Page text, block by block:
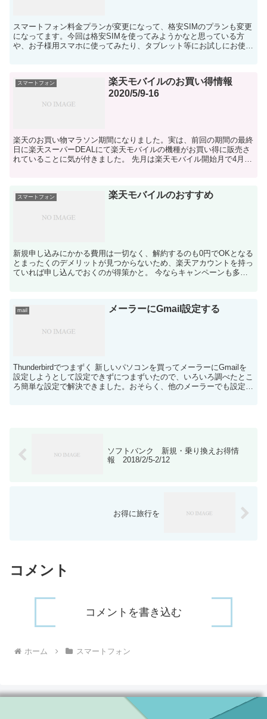
スマートフォン料金プランが変更になって、格安SIMのプランも変更
になってます。今回は格安SIMを使ってみようかなと思っている方
や、お子様用スマホに使ってみたり、タブレット等にお試しにお使い
スマートフォン
楽天モバイルのお買い得情報
2020/5/9-16
楽天のお買い物マラソン期間になりました。実は、前回の期間の最終
日に楽天スーパーDEALにて楽天モバイルの機種がお買い得に販売さ
れていることに気が付きました。 先月は楽天モバイル開始月で4月最
スマートフォン 楽天モバイルのおすすめ
新規申し込みにかかる費用は一切なく、解約するのも0円でOKとなる
とまったくのデメリットが見つからないため、楽天アカウントを持っ
ていれば申し込んでおくのが得策かと。 今ならキャンペーンも多少
mail メーラーにGmail設定する
Thunderbirdでつまずく 新しいパソコンを買ってメーラーにGmailを
設定しようとして設定できずにつまずいたので、いろいろ調べたとこ
ろ簡単な設定で解決できました。おそらく、他のメーラーでも設定で
ソフトバンク 新規・乗り換えお得情
報 2018/2/5-2/12
お得に旅行を
コメント
コメントを書き込む
ホーム スマートフォン